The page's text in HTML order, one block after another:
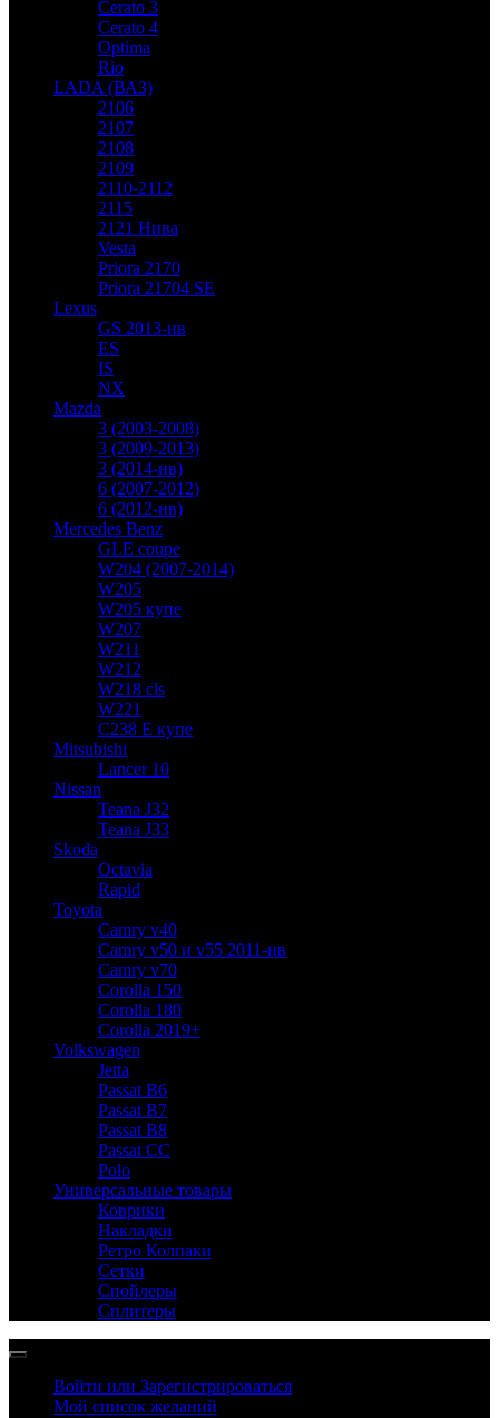
Cerato 3
Cerato 4
Optima
Rio
LADA (ВАЗ)
2106
2107
2108
2109
2110-2112
2115
2121 Нива
Vesta
Priora 2170
Priora 21704 SE
Lexus
GS 2013-нв
ES
IS
NX
Mazda
3 (2003-2008)
3 (2009-2013)
3 (2014-нв)
6 (2007-2012)
6 (2012-нв)
Mercedes Benz
GLE coupe
W204 (2007-2014)
W205
W205 купе
W207
W211
W212
W218 cls
W221
C238 E купе
Mitsubishi
Lancer 10
Nissan
Teana J32
Teana J33
Skoda
Octavia
Rapid
Toyota
Camry v40
Camry v50 и v55 2011-нв
Camry v70
Corolla 150
Corolla 180
Corolla 2019+
Volkswagen
Jetta
Passat B6
Passat B7
Passat B8
Passat CC
Polo
Универсальные товары
Коврики
Накладки
Ретро Колпаки
Сетки
Спойлеры
Сплитеры
Войти или Зарегистрироваться
Мой список желаний